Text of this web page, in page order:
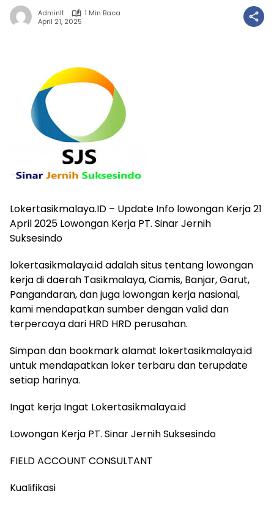
Adminlt
1 Min Baca
April 21, 2025
Lokertasikmalaya.ID – Update Info lowongan Kerja 21
April 2025 Lowongan Kerja PT. Sinar Jernih
Suksesindo
lokertasikmalaya.id adalah situs tentang lowongan
kerja di daerah Tasikmalaya, Ciamis, Banjar, Garut,
Pangandaran, dan juga lowongan kerja nasional,
kami mendapatkan sumber dengan valid dan
terpercaya dari HRD HRD perusahan.
Simpan dan bookmark alamat lokertasikmalaya.id
untuk mendapatkan loker terbaru dan terupdate
setiap harinya.
Ingat kerja Ingat Lokertasikmalaya.id
Lowongan Kerja PT. Sinar Jernih Suksesindo
FIELD ACCOUNT CONSULTANT
Kualifikasi